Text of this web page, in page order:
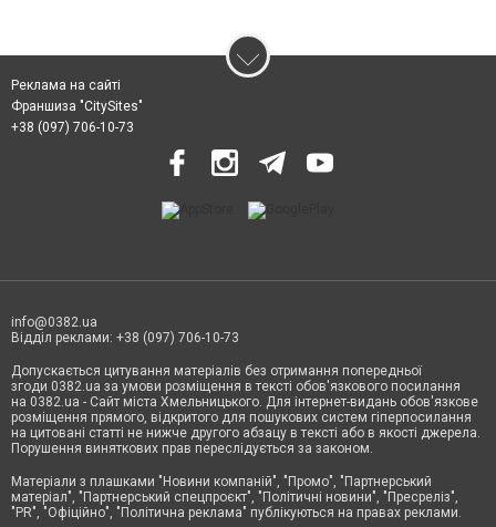
Реклама на сайті
Франшиза "CitySites"
+38 (097) 706-10-73
info@0382.ua
Відділ реклами: +38 (097) 706-10-73
Допускається цитування матеріалів без отримання попередньої
згоди 0382.ua за умови розміщення в тексті обов'язкового посилання
на 0382.ua - Сайт міста Хмельницького. Для інтернет-видань обов'язкове
розміщення прямого, відкритого для пошукових систем гіперпосилання
на цитовані статті не нижче другого абзацу в тексті або в якості джерела.
Порушення виняткових прав переслідується за законом.
Матеріали з плашками "Новини компаній", "Промо", "Партнерський
матеріал", "Партнерський спецпроєкт", "Політичні новини", "Пресреліз",
"PR", "Офіційно", "Політична реклама" публікуються на правах реклами.